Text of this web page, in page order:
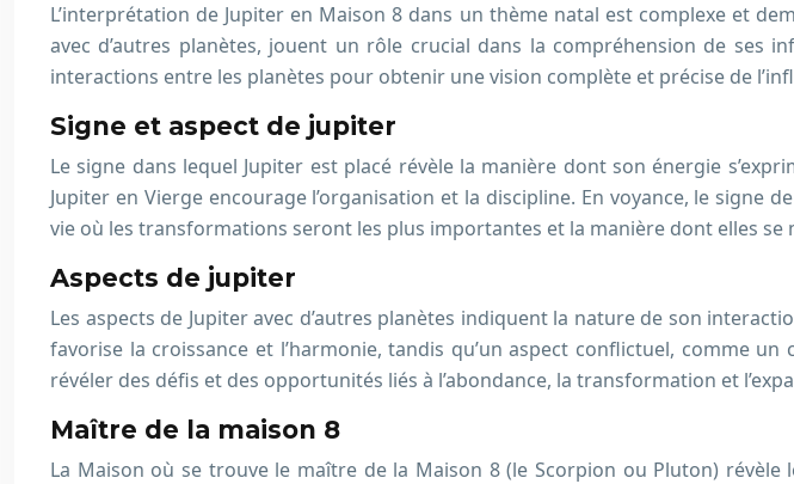
L’interprétation de Jupiter en Maison 8 dans un thème natal est complexe et
avec d’autres planètes, jouent un rôle crucial dans la compréhension de ses
interactions entre les planètes pour obtenir une vision complète et précise de
Signe et aspect de jupiter
Le signe dans lequel Jupiter est placé révèle la manière dont son énergie
Jupiter en Vierge encourage l’organisation et la discipline. En voyance, le
vie où les transformations seront les plus importantes et la manière dont elles se
Aspects de jupiter
Les aspects de Jupiter avec d’autres planètes indiquent la nature de son
favorise la croissance et l’harmonie, tandis qu’un aspect conflictuel, comme
révéler des défis et des opportunités liés à l’abondance, la transformation et
Maître de la maison 8
La Maison où se trouve le maître de la Maison 8 (le Scorpion ou Pluton)